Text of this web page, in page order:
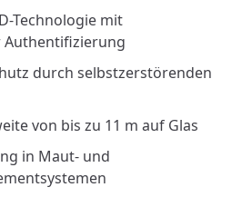
Technologie mit
durch selbstzerstörenden
von bis zu 11 m auf Glas
in Maut- und